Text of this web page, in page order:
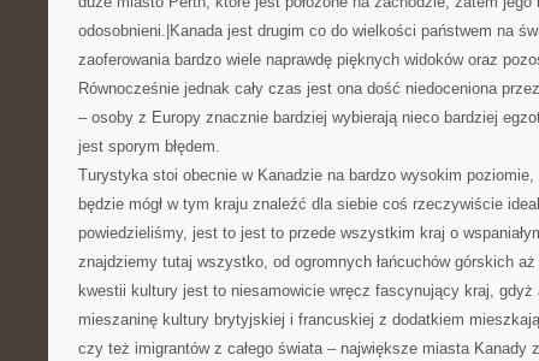
odosobnieni.|Kanada jest drugim co do wielkości państwem na
zaoferowania bardzo wiele naprawdę pięknych widoków oraz
Równocześnie jednak cały czas jest ona dość niedoceniona
– osoby z Europy znacznie bardziej wybierają nieco bardziej
jest sporym błędem.
Turystyka stoi obecnie w Kanadzie na bardzo wysokim
będzie mógł w tym kraju znaleźć dla siebie coś rzeczywiście
powiedzieliśmy, jest to jest to przede wszystkim kraj o
znajdziemy tutaj wszystko, od ogromnych łańcuchów górskich
kwestii kultury jest to niesamowicie wręcz fascynujący kraj, gdyż
mieszaninę kultury brytyjskiej i francuskiej z dodatkiem
czy też imigrantów z całego świata – największe miasta Kanady